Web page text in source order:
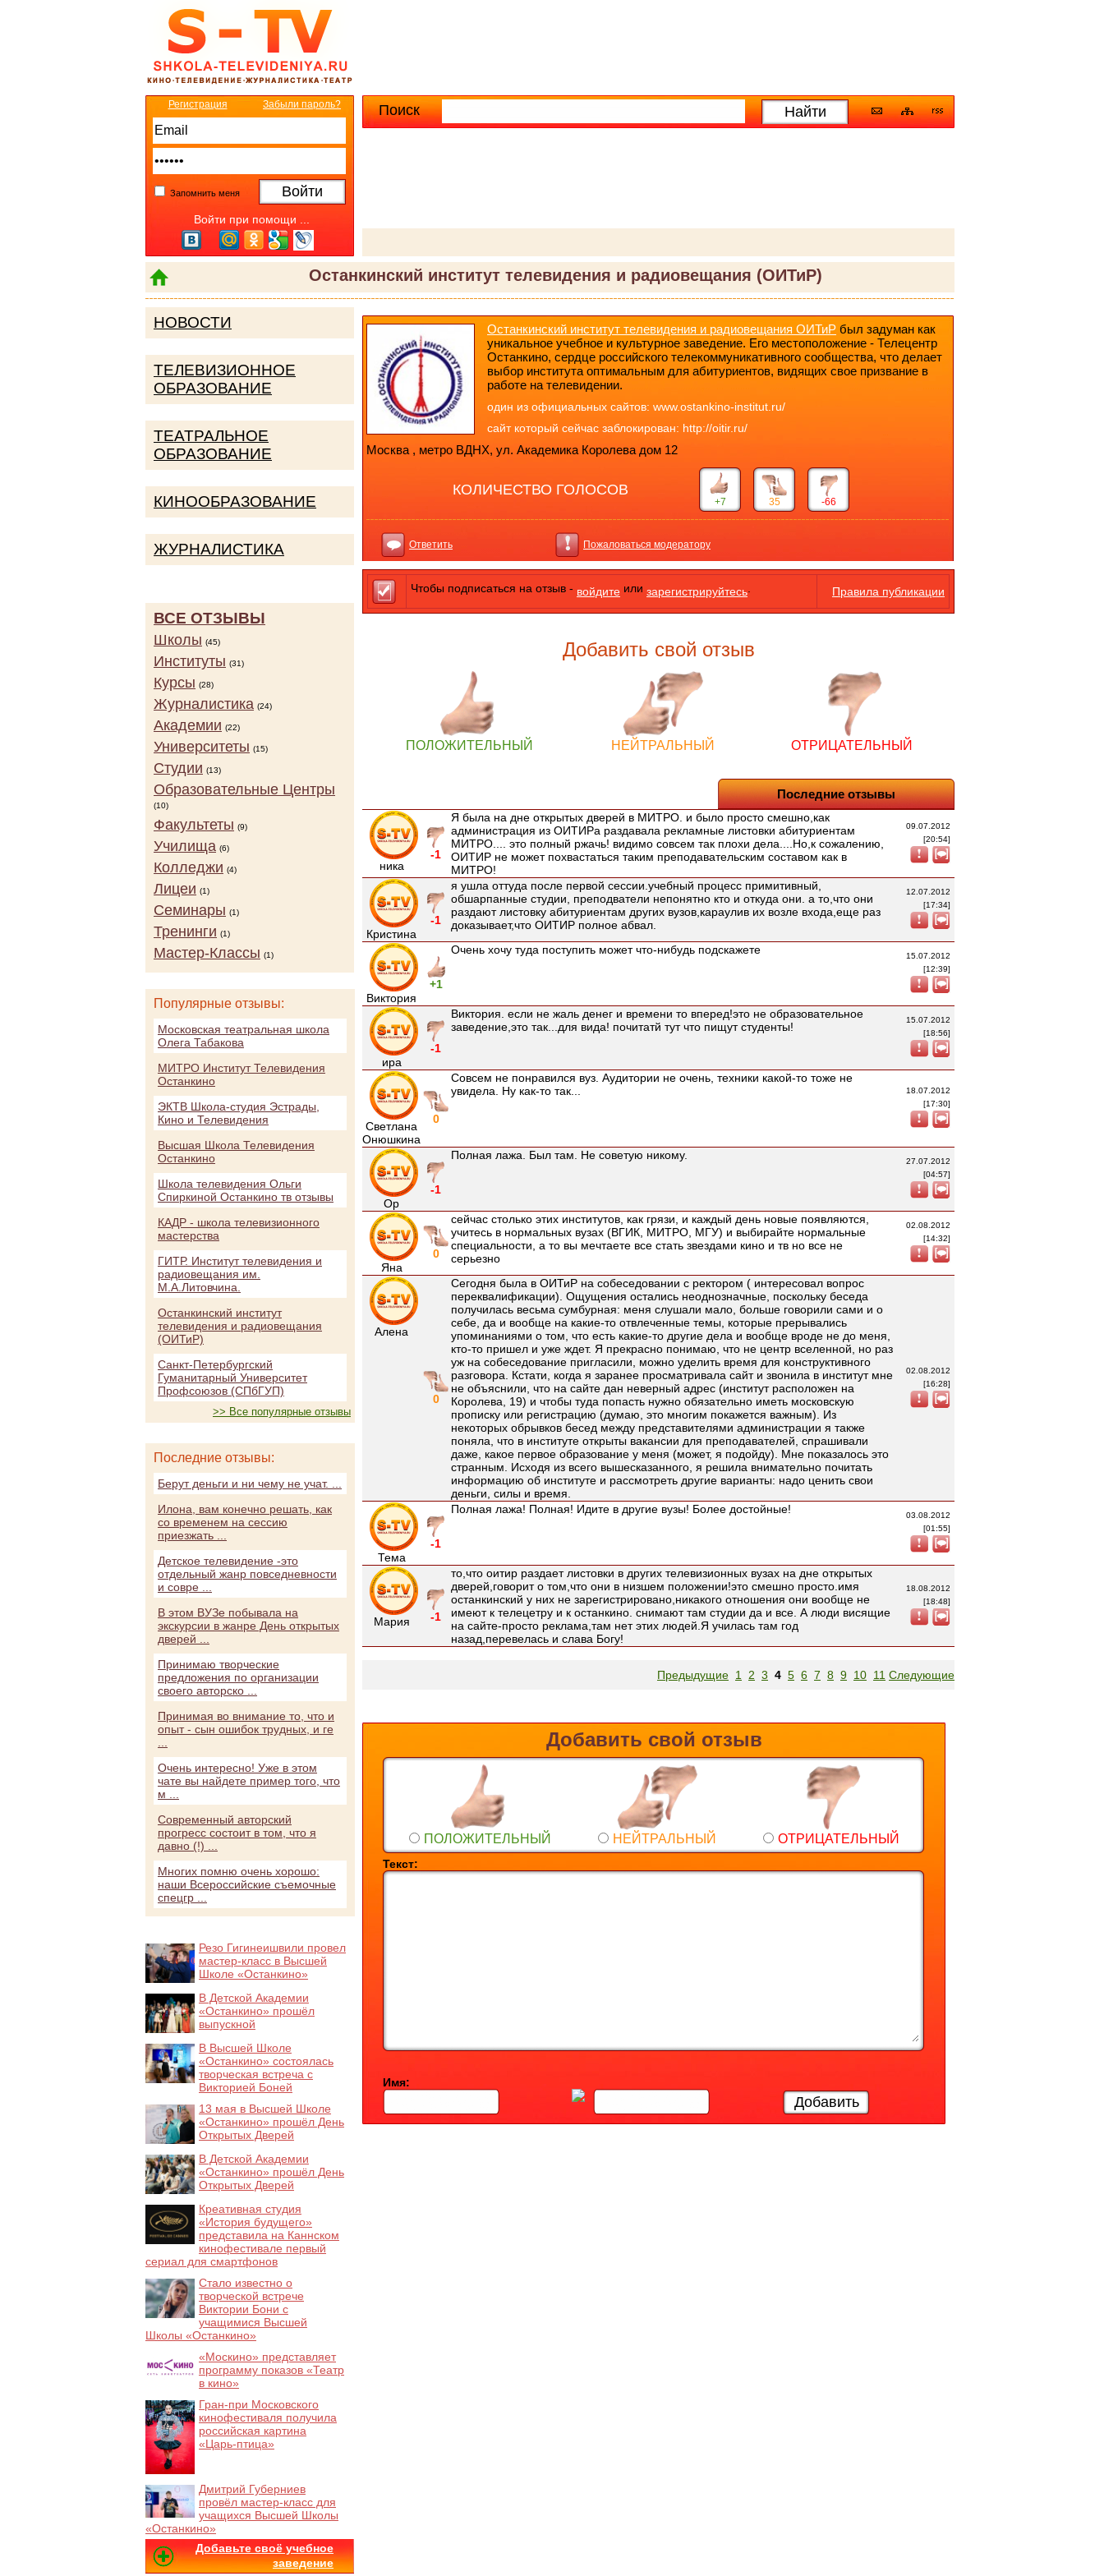
Поиск
Расширенный поиск
Останкинский институт телевидения и радиовещания (ОИТиР)
Регистрация Забыли пароль?
Запомнить меня
Войти при помощи ...
Останкинский институт телевидения и радиовещания ОИТиР был задуман как
уникальное учебное и культурное заведение. Его местоположение - Телецентр
Останкино, сердце российского телекоммуникативного сообщества, что делает
выбор института оптимальным для абитуриентов, видящих свое призвание в
работе на телевидении.
один из официальных сайтов: www.ostankino-institut.ru/
сайт который сейчас заблокирован: http://oitir.ru/
Москва , метро ВДНХ, ул. Академика Королева дом 12
КОЛИЧЕСТВО ГОЛОСОВ
+7 35 -66
Ответить Пожаловаться модератору
Чтобы подписаться на отзыв - войдите или зарегистрируйтесь Правила публикации
Добавить свой отзыв
ПОЛОЖИТЕЛЬНЫЙ НЕЙТРАЛЬНЫЙ ОТРИЦАТЕЛЬНЫЙ
Последние отзывы
ника
-1
Я была на дне открытых дверей в МИТРО. и было просто смешно,как
администрация из ОИТИРа раздавала рекламные листовки абитуриентам
МИТРО.... это полный ржачь! видимо совсем так плохи дела....Но,к сожалению,
ОИТИР не может похвастаться таким преподавательским составом как в
МИТРО!
09.07.2012
[20:54]
Кристина
-1
я ушла оттуда после первой сессии.учебный процесс примитивный,
обшарпанные студии, преподватели непонятно кто и откуда они. а то,что они
раздают листовку абитуриентам других вузов,караулив их возле входа,еще раз
доказывает,что ОИТИР полное абвал.
12.07.2012
[17:34]
Виктория
+1
Очень хочу туда поступить может что-нибудь подскажете
15.07.2012
[12:39]
ира
-1
Виктория. если не жаль денег и времени то вперед!это не образовательное
заведение,это так...для вида! почитатй тут что пищут студенты!
15.07.2012
[18:56]
Светлана
Онюшкина
0
Совсем не понравился вуз. Аудитории не очень, техники какой-то тоже не
увидела. Ну как-то так...
18.07.2012
[17:30]
Ор
-1
Полная лажа. Был там. Не советую никому.
27.07.2012
[04:57]
Яна
0
сейчас столько этих институтов, как грязи, и каждый день новые появляются,
учитесь в нормальных вузах (ВГИК, МИТРО, МГУ) и выбирайте нормальные
специальности, а то вы мечтаете все стать звездами кино и тв но все не
серьезно
02.08.2012
[14:32]
Алена
0
Сегодня была в ОИТиР на собеседовании с ректором ( интересовал вопрос
переквалификации). Ощущения остались неоднозначные, поскольку беседа
получилась весьма сумбурная: меня слушали мало, больше говорили сами и о
себе, да и вообще на какие-то отвлеченные темы, которые прерывались
упоминаниями о том, что есть какие-то другие дела и вообще вроде не до меня,
кто-то пришел и уже ждет. Я прекрасно понимаю, что не центр вселенной, но раз
уж на собеседование пригласили, можно уделить время для конструктивного
разговора. Кстати, когда я заранее просматривала сайт и звонила в институт мне
не объяснили, что на сайте дан неверный адрес (институт расположен на
Королева, 19) и чтобы туда попасть нужно обязательно иметь московскую
прописку или регистрацию (думаю, это многим покажется важным). Из
некоторых обрывков бесед между представителями администрации я также
поняла, что в институте открыты вакансии для преподавателей, спрашивали
даже, какое первое образование у меня (может, я подойду). Мне показалось это
странным. Исходя из всего вышесказанного, я решила внимательно почитать
информацию об институте и рассмотреть другие варианты: надо ценить свои
деньги, силы и время.
02.08.2012
[16:28]
Тема
-1
Полная лажа! Полная! Идите в другие вузы! Более достойные!
03.08.2012
[01:55]
Мария -1
то,что оитир раздает листовки в других телевизионных вузах на дне открытых
дверей,говорит о том,что они в низшем положении!это смешно просто.имя
останкинский у них не зарегистрировано,никакого отношения они вообще не
имеют к телецетру и к останкино. снимают там студии да и все. А люди висящие
на сайте-просто реклама,там нет этих людей.Я училась там год
назад,перевелась и слава Богу!
18.08.2012
[18:48]
Предыдущие 1 2 3 4 5 6 7 8 9 10 11 Следующие
Добавить свой отзыв
ПОЛОЖИТЕЛЬНЫЙ НЕЙТРАЛЬНЫЙ ОТРИЦАТЕЛЬНЫЙ
Текст:
Имя:
НОВОСТИ
ТЕЛЕВИЗИОННОЕ
ОБРАЗОВАНИЕ
ТЕАТРАЛЬНОЕ
ОБРАЗОВАНИЕ
КИНООБРАЗОВАНИЕ
ЖУРНАЛИСТИКА
ВСЕ ОТЗЫВЫ
Школы (45)
Институты (31)
Курсы (28)
Журналистика (24)
Академии (22)
Университеты (15)
Студии (13)
Образовательные Центры
(10)
Факультеты (9)
Училища (6)
Колледжи (4)
Лицеи (1)
Семинары (1)
Тренинги (1)
Мастер-Классы (1)
Популярные отзывы:
Московская театральная школа
Олега Табакова
МИТРО Институт Телевидения
Останкино
ЭКТВ Школа-студия Эстрады,
Кино и Телевидения
Высшая Школа Телевидения
Останкино
Школа телевидения Ольги
Спиркиной Останкино тв отзывы
КАДР - школа телевизионного
мастерства
ГИТР. Институт телевидения и
радиовещания им.
М.А.Литовчина.
Останкинский институт
телевидения и радиовещания
(ОИТиР)
Санкт-Петербургский
Гуманитарный Университет
Профсоюзов (СПбГУП)
>> Все популярные отзывы
Последние отзывы:
Берут деньги и ни чему не учат. ...
Илона, вам конечно решать, как
со временем на сессию
приезжать ...
Детское телевидение -это
отдельный жанр повседневности
и совре ...
В этом ВУЗе побывала на
экскурсии в жанре День открытых
дверей ...
Принимаю творческие
предложения по организации
своего авторско ...
Принимая во внимание то, что и
опыт - сын ошибок трудных, и ге
Очень интересно! Уже в этом
чате вы найдете пример того, что
м ...
Современный авторский
прогресс состоит в том, что я
давно (!) ...
Многих помню очень хорошо:
наши Всероссийские съемочные
спецгр ...
Резо Гигинеишвили провел
мастер-класс в Высшей
Школе «Останкино»
В Детской Академии
«Останкино» прошёл
выпускной
В Высшей Школе
«Останкино» состоялась
творческая встреча с
Викторией Боней
13 мая в Высшей Школе
«Останкино» прошёл День
Открытых Дверей
В Детской Академии
«Останкино» прошёл День
Открытых Дверей
Креативная студия
«История будущего»
представила на Каннском
кинофестивале первый
сериал для смартфонов
Стало известно о
творческой встрече
Виктории Бони с
учащимися Высшей
Школы «Останкино»
«Москино» представляет
программу показов «Театр
в кино»
Гран-при Московского
кинофестиваля получила
российская картина
«Царь-птица»
Дмитрий Губерниев
провёл мастер-класс для
учащихся Высшей Школы
«Останкино»
Добавьте своё учебное
заведение